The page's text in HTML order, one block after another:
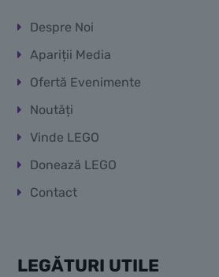
Despre Noi
Apariții Media
Ofertă Evenimente
Noutăți
Vinde LEGO
Donează LEGO
Contact
LEGĂTURI UTILE